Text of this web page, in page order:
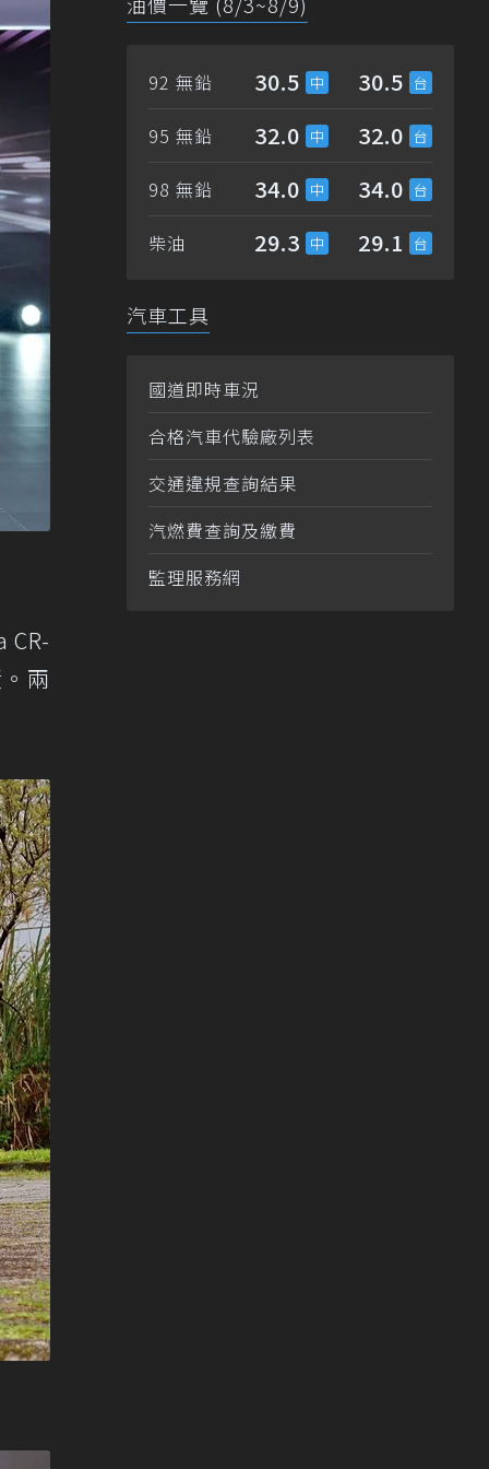
CR-
兩
92 無鉛 30.5 30.5
95 無鉛 32.0 32.0
98 無鉛 34.0 34.0
柴油 29.3 29.1
汽車工具
國道即時車況
合格汽車代驗廠列表
交通違規查詢結果
汽燃費查詢及繳費
監理服務網